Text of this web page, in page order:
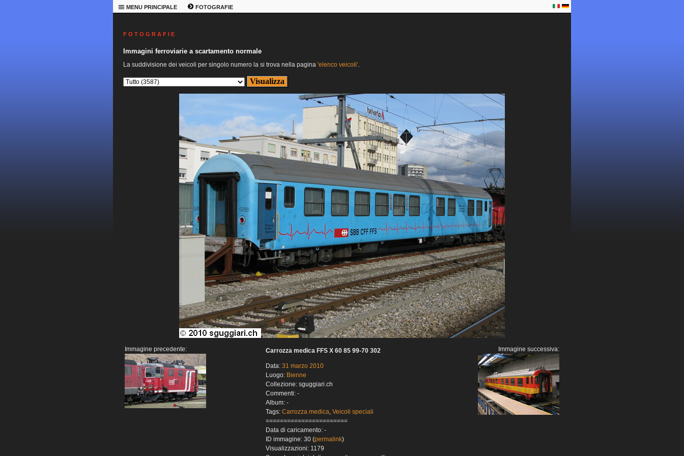
MENU PRINCIPALE FOTOGRAFIE
F O T O G R A F I E
Immagini ferroviarie a scartamento normale
La suddivisione dei veicoli per singolo numero la si trova nella pagina 'elenco veicoli'.
Immagine precedente: Carrozza medica FFS X 60 85 99-70 302
Data: 31 marzo 2010
Luogo: Bienne
Collezione: sguggiari.ch
Commenti: -
Album: -
Tags: Carrozza medica, Veicoli speciali
=======================
Data di caricamento: -
ID immagine: 30 (permalink)
Visualizzazioni: 1179
Immagine successiva: